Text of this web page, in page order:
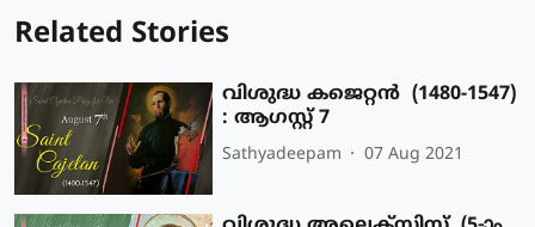
Related Stories
വിശുദ്ധ കജെറ്റന്‍ (1480-1547)
: ആഗസ്റ്റ് 7
Sathyadeepam 07 Aug 2021